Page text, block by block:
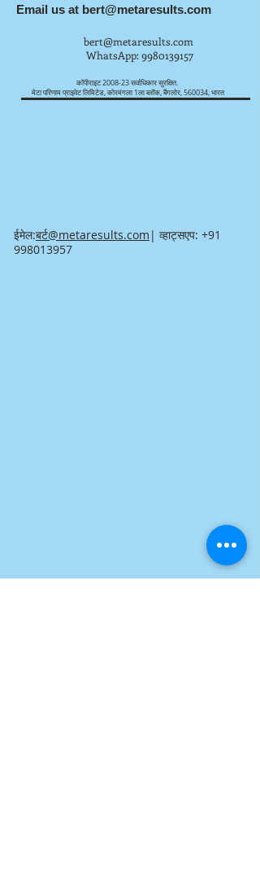
Email us at bert@metaresults.com
bert@metaresults.com
WhatsApp:9980139157
कॉपीराइट 2008-23 सर्वाधिकार सुरक्षित.
मेटा परिणाम प्राइवेट लिमिटेड, कोरमंगला 1ला ब्लॉक, बैंगलोर, 560034, भारत
ईमेल:बर्ट@metaresults.com | व्हाट्सएप: +91
998013957